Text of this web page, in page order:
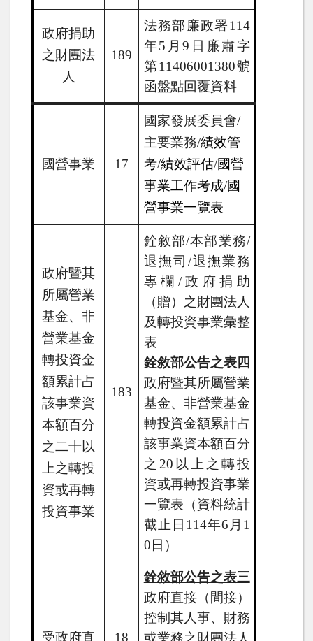
政府捐助
之財團法
人
189
法務部廉政署114
年5 月9 日廉肅字
第11406001380號
函盤點回覆資料
國營事業 17
國家發展委員會/
主要業務/績效管
考/績效評估/國營
事業工作考成/國
營事業一覽表
政府暨其
所屬營業
基金、非
營業基金
轉投資金
額累計占
該事業資
本額百分
之二十以
上之轉投
資或再轉
投資事業
183
銓敘部/本部業務/
退撫司 /退撫業務
專欄 /政府捐助
（贈）之財團法人
及轉投資事業彙整
表
銓敘部公告之表四
政府暨其所屬營業
基金、非營業基金
轉投資金額累計占
該事業資本額百分
之 20 以上之轉投
資或再轉投資事業
一覽表（資料統計
截止日 114年6 月 1
0 日）
受政府直
18
銓敘部公告之表三
政府直接（間接）
控制其人事、財務
或業務之財團法人